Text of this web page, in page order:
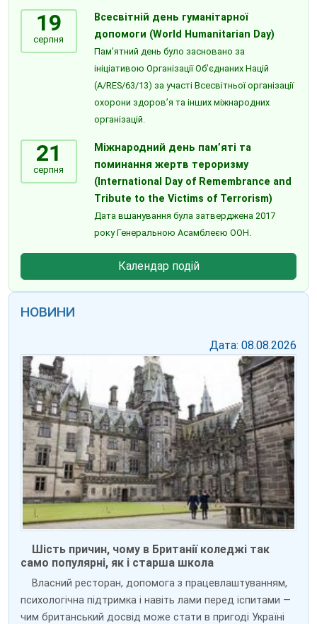
19
серпня
Всесвітній день гуманітарної
допомоги (World Humanitarian Day)
Пам’ятний день було засновано за
ініціативою Організації Об’єднаних Націй
(A/RES/63/13) за участі Всесвітньої організації
охорони здоров’я та інших міжнародних
організацій.
21
серпня
Міжнародний день пам’яті та
поминання жертв тероризму
(International Day of Remembrance and
Tribute to the Victims of Terrorism)
Дата вшанування була затверджена 2017
року Генеральною Асамблеєю ООН.
Календар подій
НОВИНИ
Дата: 08.08.2026
Шість причин, чому в Британії коледжі так
само популярні, як і старша школа
Власний ресторан, допомога з працевлаштуванням,
психологічна підтримка і навіть лами перед іспитами —
чим британський досвід може стати в пригоді Україні